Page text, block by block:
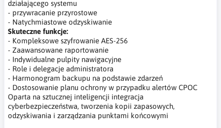
działającego systemu
- przywracanie przyrostowe
- Natychmiastowe odzyskiwanie
Skuteczne funkcje:
- Kompleksowe szyfrowanie AES-256
- Zaawansowane raportowanie
- Indywidualne pulpity nawigacyjne
- Role i delegacje administratora
- Harmonogram backupu na podstawie zdarzeń
- Dostosowanie planu ochrony w przypadku alertów CPOC
Oparta na sztucznej inteligencji integracja
cyberbezpieczeństwa, tworzenia kopii zapasowych,
odzyskiwania i zarządzania punktami końcowymi